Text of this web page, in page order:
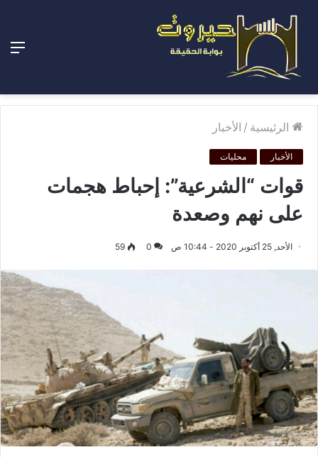
الرئيسية / الأخبار
الأخبار محليات
قوات “الشرعية”: إحباط هجمات
على نهم وصعدة
الأحد, 25 أكتوبر 2020 - 10:44 ص 0
59